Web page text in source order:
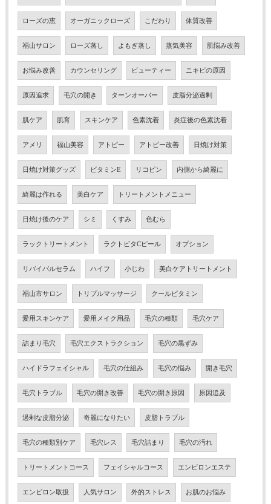
ローズの恵 オーガニックローズ こだわり 体質改善
福山サロン ローズ蒸し よもぎ蒸し 蒸気美容 肌悩み改善
お悩み改善 カウンセリング ビューティー ニキビの原因
原因追求 毛穴の開き ターンオーバー 皮脂分泌過剰
肌ケア 肌育 スキンケア 色素沈着 炎症後の色素沈着
アメリ 福山美容 アトピー アトピー改善 日焼け対策
日焼け対策グッズ ビタミンE リコピン 内側から綺麗に
綺麗は作れる 美白ケア トリートメントメニュー
日焼け後のケア シミ くすみ 色むら
ラックトリートメント ラクトビタCピール オプション
リバイバルセラム ハイフ 小じわ 美白ケアトリートメント
福山市サロン トリプルマッサージ クールビタミン
愛用スキンケア 愛用メイク用品 毛穴の種類 毛穴ケア
詰まり毛穴 毛穴エクストラクション 毛穴の黒ずみ
ハイドラフェイシャル 毛穴の仕組み 毛穴の悩み 開き毛穴
毛穴トラブル 毛穴の開き改善 毛穴の開き原因 原因追及
過剰な皮脂分泌 奇麗になりたい 皮脂トラブル
毛穴の種類別ケア 毛穴レス 毛穴詰まり 毛穴の汚れ
トリートメントコース フェイシャルコース エンビロンエステ
エンビロン取扱 人気サロン 外的ストレス お肌のお悩み